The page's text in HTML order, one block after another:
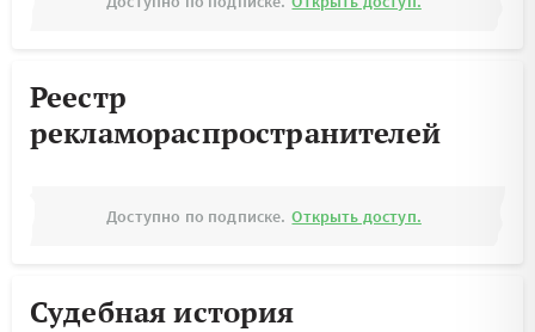
Реестр
рекламораспространителей
Доступно по подписке. Открыть доступ.
Судебная история